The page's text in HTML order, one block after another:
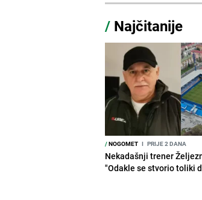
/ Najčitanije
/NOGOMET I PRIJE 2 DANA
Nekadašnji trener
"Odakle se stvorio toliki